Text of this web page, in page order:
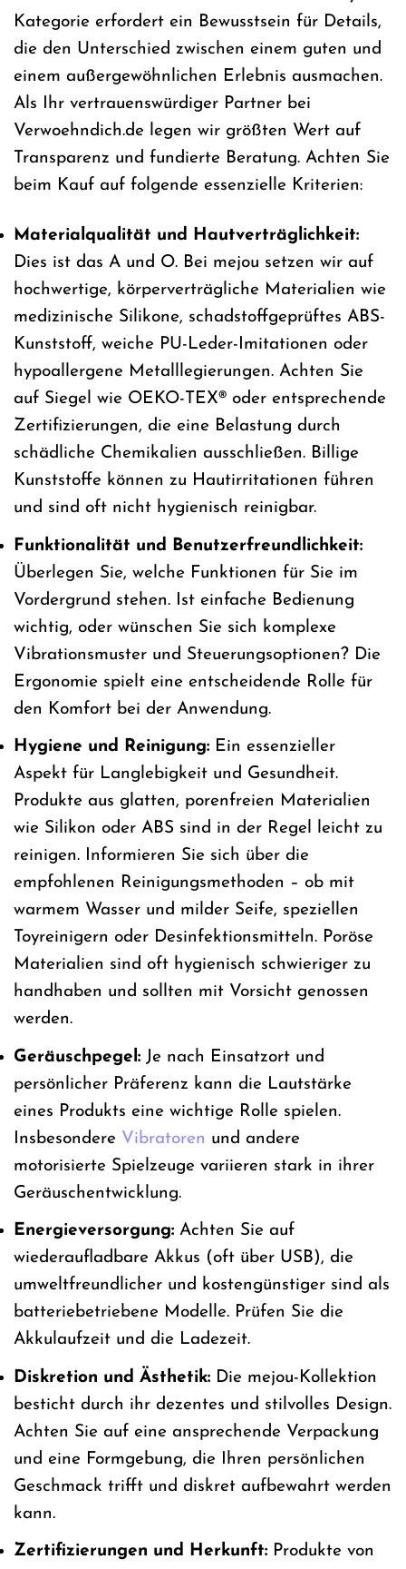
Kategorie erfordert ein Bewusstsein für Details,
die den Unterschied zwischen einem guten und
einem außergewöhnlichen Erlebnis ausmachen.
Als Ihr vertrauenswürdiger Partner bei
Verwoehndich.de legen wir größten Wert auf
Transparenz und fundierte Beratung. Achten Sie
beim Kauf auf folgende essenzielle Kriterien:
Materialqualität und Hautverträglichkeit:
Dies ist das A und O. Bei mejou setzen wir auf
hochwertige, körperverträgliche Materialien wie
medizinische Silikone, schadstoffgeprüftes ABS-
Kunststoff, weiche PU-Leder-Imitationen oder
hypoallergene Metalllegierungen. Achten Sie
auf Siegel wie OEKO-TEX® oder entsprechende
Zertifizierungen, die eine Belastung durch
schädliche Chemikalien ausschließen. Billige
Kunststoffe können zu Hautirritationen führen
und sind oft nicht hygienisch reinigbar.
Funktionalität und Benutzerfreundlichkeit:
Überlegen Sie, welche Funktionen für Sie im
Vordergrund stehen. Ist einfache Bedienung
wichtig, oder wünschen Sie sich komplexe
Vibrationsmuster und Steuerungsoptionen? Die
Ergonomie spielt eine entscheidende Rolle für
den Komfort bei der Anwendung.
Hygiene und Reinigung: Ein essenzieller
Aspekt für Langlebigkeit und Gesundheit.
Produkte aus glatten, porenfreien Materialien
wie Silikon oder ABS sind in der Regel leicht zu
reinigen. Informieren Sie sich über die
empfohlenen Reinigungsmethoden – ob mit
warmem Wasser und milder Seife, speziellen
Toyreinigern oder Desinfektionsmitteln. Poröse
Materialien sind oft hygienisch schwieriger zu
handhaben und sollten mit Vorsicht genossen
werden.
Geräuschpegel: Je nach Einsatzort und
persönlicher Präferenz kann die Lautstärke
eines Produkts eine wichtige Rolle spielen.
Insbesondere Vibratoren und andere
motorisierte Spielzeuge variieren stark in ihrer
Geräuschentwicklung.
Energieversorgung: Achten Sie auf
wiederaufladbare Akkus (oft über USB), die
umweltfreundlicher und kostengünstiger sind als
batteriebetriebene Modelle. Prüfen Sie die
Akkulaufzeit und die Ladezeit.
Diskretion und Ästhetik: Die mejou-Kollektion
besticht durch ihr dezentes und stilvolles Design.
Achten Sie auf eine ansprechende Verpackung
und eine Formgebung, die Ihren persönlichen
Geschmack trifft und diskret aufbewahrt werden
kann.
Zertifizierungen und Herkunft: Produkte von